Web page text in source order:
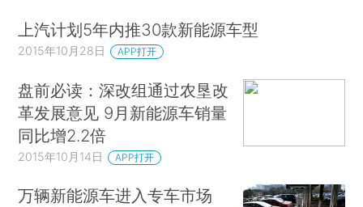
上汽计划5年内推30款新能源车型
2015年10月28日 APP打开
盘前必读：深改组通过农垦改
革发展意见 9月新能源车销量
同比增2.2倍
2015年10月14日 APP打开
万辆新能源车进入专车市场